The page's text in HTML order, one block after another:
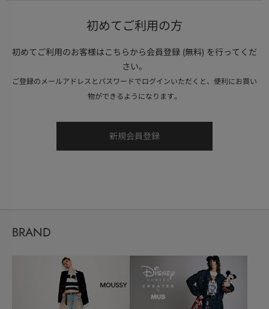
初めてご利用の方
初めてご利用のお客様はこちらから会員登録 (無料) を行ってくだ
さい。
ご登録のメールアドレスとパスワードでログインいただくと、便利にお買い
物ができるようになります。
BRAND